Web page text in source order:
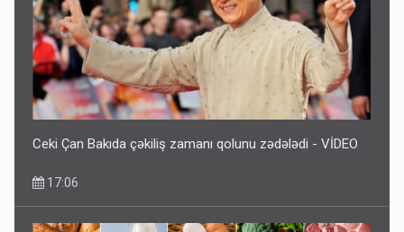
Ceki Çan Bakıda çəkiliş zamanı qolunu zədələdi - VİDEO
17:06